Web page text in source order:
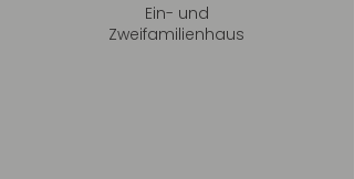
Ein- und
Zweifamilienhaus